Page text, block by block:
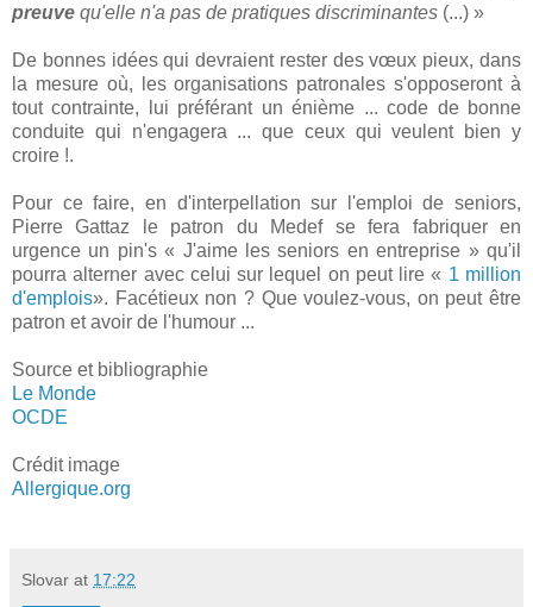
preuve qu'elle n'a pas de pratiques discriminantes (...) »
De bonnes idées qui devraient rester des vœux pieux, dans
la mesure où, les organisations patronales s'opposeront à
tout contrainte, lui préférant un énième ... code de bonne
conduite qui n'engagera ... que ceux qui veulent bien y
croire !.
Pour ce faire, en d'interpellation sur l'emploi de seniors,
Pierre Gattaz le patron du Medef se fera fabriquer en
urgence un pin's « J'aime les seniors en entreprise » qu'il
pourra alterner avec celui sur lequel on peut lire « 1 million
d'emplois». Facétieux non ? Que voulez-vous, on peut être
patron et avoir de l'humour ...
Source et bibliographie
Le Monde
OCDE
Crédit image
Allergique.org
Slovar at 17:22